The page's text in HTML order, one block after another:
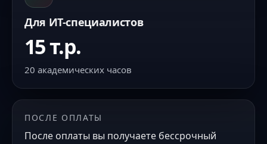
Для ИТ-специалистов
15 т.р.
20 академических часов
ПОСЛЕ ОПЛАТЫ
После оплаты вы получаете бессрочный